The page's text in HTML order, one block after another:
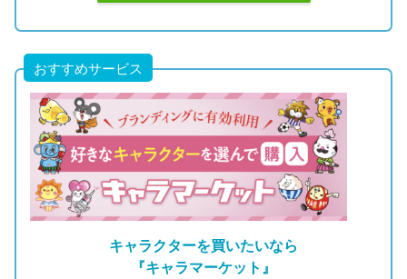
おすすめサービス
キャラクターを買いたいなら
『キャラマーケット』